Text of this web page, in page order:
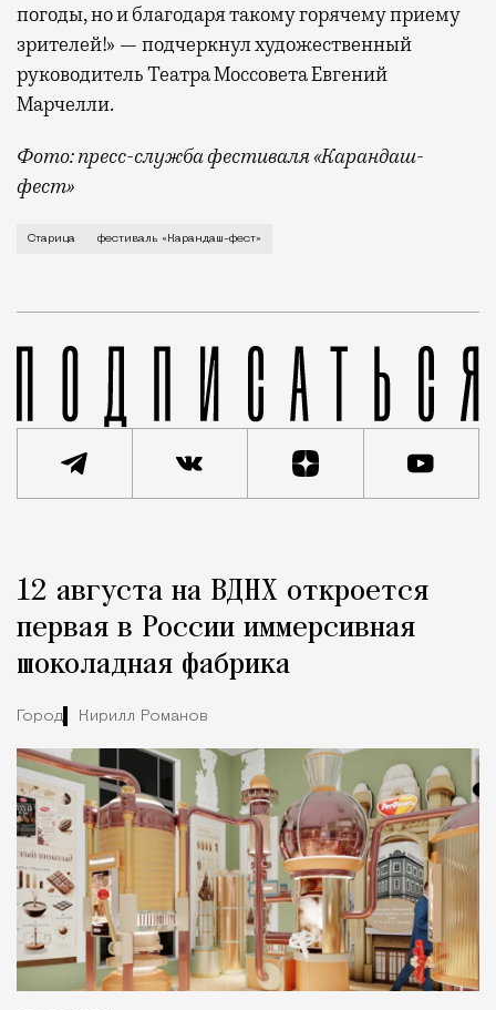
погоды, но и благодаря такому горячему приему
зрителей!» — подчеркнул художественный
руководитель Театра Моссовета Евгений
Марчелли.
Фото: пресс-служба фестиваля «Карандаш-
фест»
В минувший уикенд маленькая Старица в
Старица фестиваль «Карандаш-фест»
Город
12 августа на ВДНХ откроется
первая в России иммерсивная
шоколадная фабрика
Город Кирилл Романов